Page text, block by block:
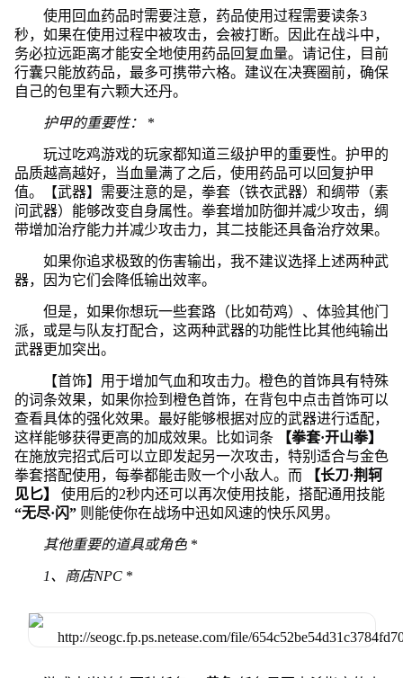
使用回血药品时需要注意，药品使用过程需要读条3
秒，如果在使用过程中被攻击，会被打断。因此在战斗中，
务必拉远距离才能安全地使用药品回复血量。请记住，目前
行囊只能放药品，最多可携带六格。建议在决赛圈前，确保
自己的包里有六颗大还丹。
护甲的重要性： *
玩过吃鸡游戏的玩家都知道三级护甲的重要性。护甲的
品质越高越好，当血量满了之后，使用药品可以回复护甲
值。【武器】需要注意的是，拳套（铁衣武器）和绸带（素
问武器）能够改变自身属性。拳套增加防御并减少攻击，绸
带增加治疗能力并减少攻击力，其二技能还具备治疗效果。
如果你追求极致的伤害输出，我不建议选择上述两种武
器，因为它们会降低输出效率。
但是，如果你想玩一些套路（比如苟鸡）、体验其他门
派，或是与队友打配合，这两种武器的功能性比其他纯输出
武器更加突出。
【首饰】用于增加气血和攻击力。橙色的首饰具有特殊
的词条效果，如果你捡到橙色首饰，在背包中点击首饰可以
查看具体的强化效果。最好能够根据对应的武器进行适配，
这样能够获得更高的加成效果。比如词条
【拳套·开山拳】
在施放完招式后可以立即发起另一次攻击，特别适合与金色
拳套搭配使用，每拳都能击败一个小敌人。而
【长刀·荆轲
见匕】 使用后的2秒内还可以再次使用技能，搭配通用技能
“无尽·闪” 则能使你在战场中迅如风速的快乐风男。
其他重要的道具或角色 *
1、商店NPC *